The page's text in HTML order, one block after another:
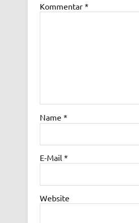
Kommentar *
Name *
E-Mail *
Website